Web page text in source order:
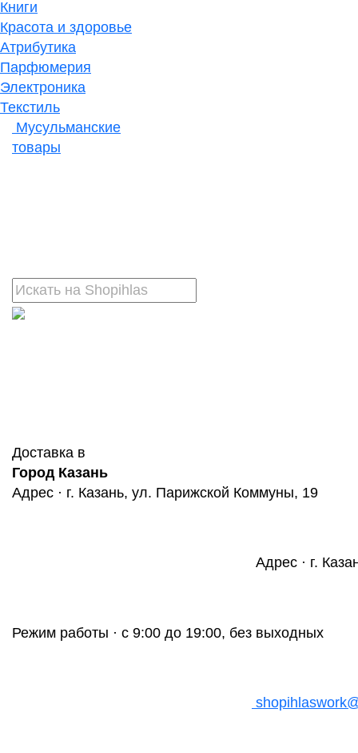
Книги
Красота и здоровье
Атрибутика
Парфюмерия
Электроника
Текстиль
Мусульманские
товары
Доставка в
Город Казань
Адрес · г. Казань, ул. Парижской Коммуны, 19
Адрес · г.
Режим работы · с 9:00 до 19:00, без выходных